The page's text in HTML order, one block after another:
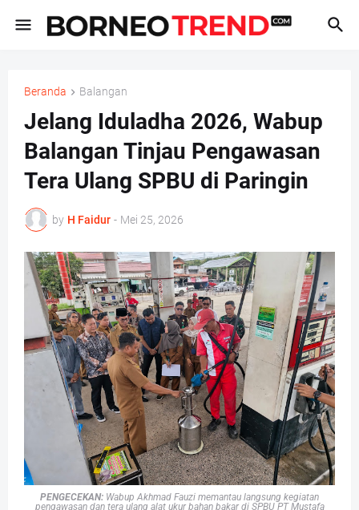
Beranda Balangan
Jelang Iduladha 2026, Wabup
Balangan Tinjau Pengawasan
Tera Ulang SPBU di Paringin
by H Faidur - Mei 25, 2026
PENGECEKAN: Wabup Akhmad Fauzi memantau langsung kegiatan
pengawasan dan tera ulang alat ukur bahan bakar di SPBU PT Mustafa